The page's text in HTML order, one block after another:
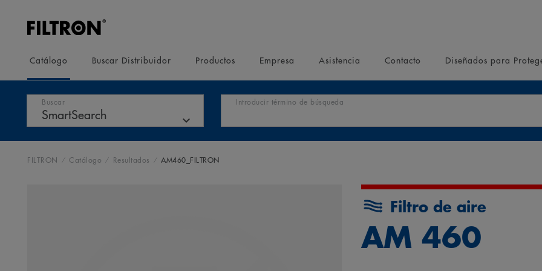
Catálogo Buscar Distribuidor Productos Empresa Asistencia Contacto Diseñados para
Buscar Introducir término de búsqueda
FILTRON Catálogo Resultados AM460_FILTRON
Filtro de aire
AM 460